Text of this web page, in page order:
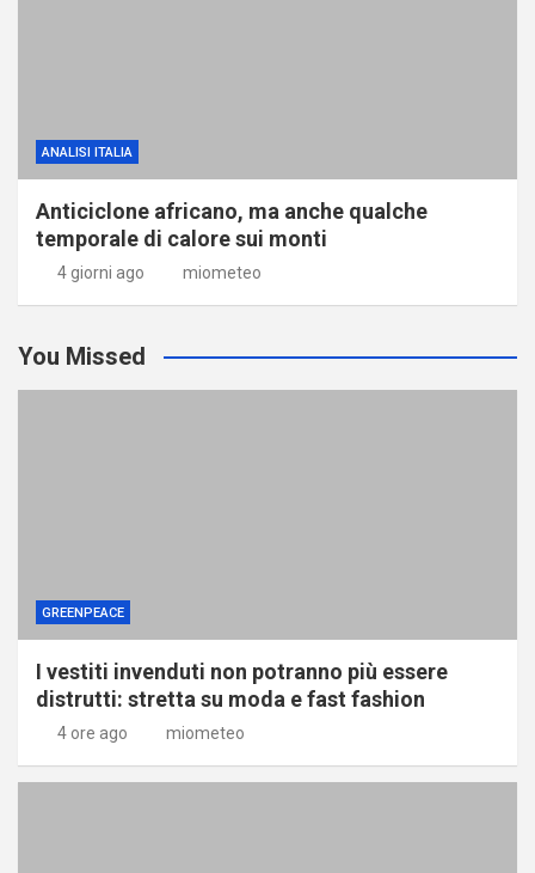
ANALISI ITALIA
Anticiclone africano, ma anche qualche
temporale di calore sui monti
4 giorni ago miometeo
You Missed
GREENPEACE
I vestiti invenduti non potranno più essere
distrutti: stretta su moda e fast fashion
4 ore ago miometeo